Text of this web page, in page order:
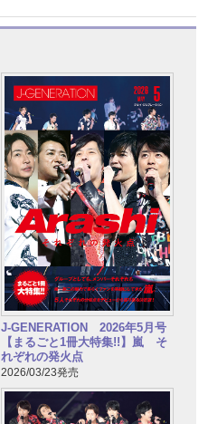
J-GENERATION 2026年5月号
【まるごと1冊大特集!!】嵐 そ
れぞれの発火点
2026/03/23発売